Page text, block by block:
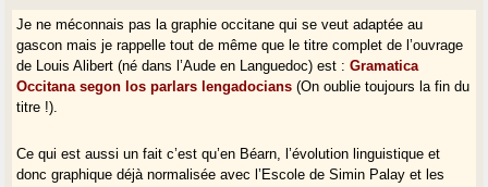
Je ne méconnais pas la graphie occitane qui se veut adaptée au
gascon mais je rappelle tout de même que le titre complet de l’ouvrage
de Louis Alibert (né dans l’Aude en Languedoc) est :Gramatica
Occitana segon los parlars lengadocians (On oublie toujours la fin du
titre !).
Ce qui est aussi un fait c’est qu’en Béarn, l’évolution linguistique et
donc graphique déjà normalisée avec l’Escole de Simin Palay et les